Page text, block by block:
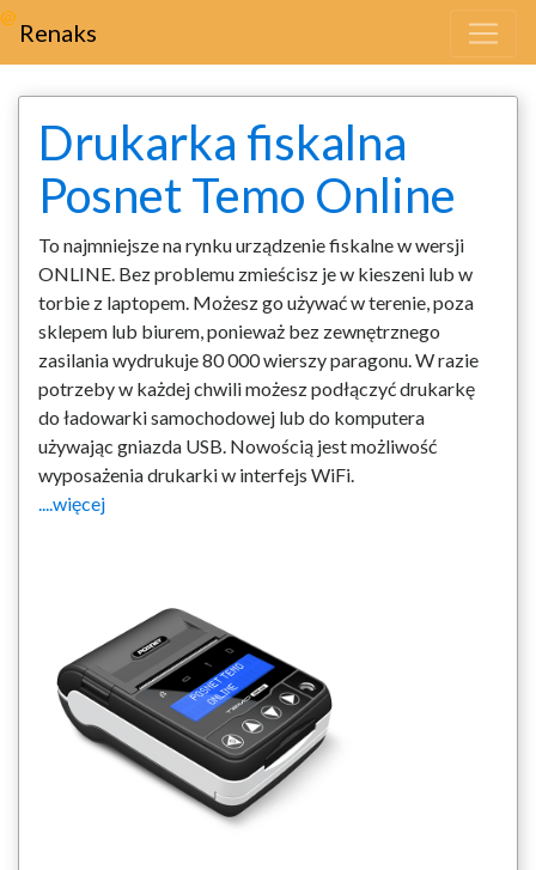
Renaks
Drukarka fiskalna
Posnet Temo Online
To najmniejsze na rynku urządzenie fiskalne w wersji
ONLINE. Bez problemu zmieścisz je w kieszeni lub w
torbie z laptopem. Możesz go używać w terenie, poza
sklepem lub biurem, ponieważ bez zewnętrznego
zasilania wydrukuje 80 000 wierszy paragonu. W razie
potrzeby w każdej chwili możesz podłączyć drukarkę
do ładowarki samochodowej lub do komputera
używając gniazda USB. Nowością jest możliwość
wyposażenia drukarki w interfejs WiFi.
....więcej
@